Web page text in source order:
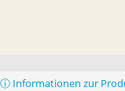
ⓘ Informationen zur